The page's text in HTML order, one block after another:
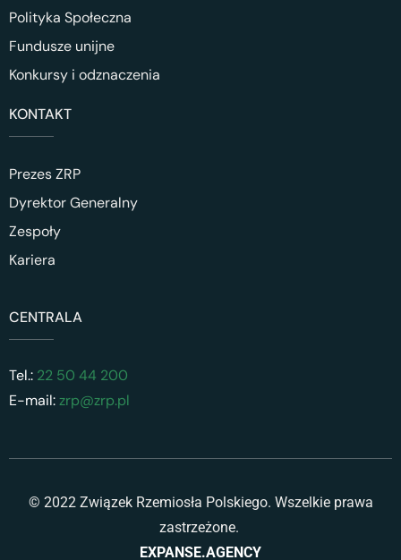
Polityka Społeczna
Fundusze unijne
Konkursy i odznaczenia
KONTAKT
Prezes ZRP
Dyrektor Generalny
Zespoły
Kariera
CENTRALA
Tel.: 22 50 44 200
E-mail:zrp@zrp.pl
© 2022 Związek Rzemiosła Polskiego. Wszelkie prawa
zastrzeżone.
EXPANSE.AGENCY